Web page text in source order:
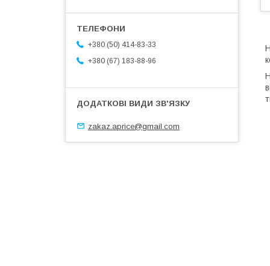
+380 (50) 414-83-33
+380 (67) 183-88-96
zakaz.aprice@gmail.com